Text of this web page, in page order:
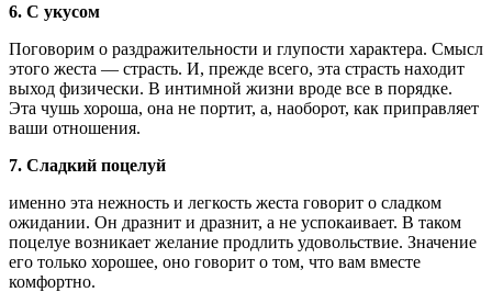
6. С укусом
Поговорим о раздражительности и глупости характера. Смысл
этого жеста — страсть. И, прежде всего, эта страсть находит
выход физически. В интимной жизни вроде все в порядке.
Эта чушь хороша, она не портит, а, наоборот, как приправляет
ваши отношения.
7. Сладкий поцелуй
именно эта нежность и легкость жеста говорит о сладком
ожидании. Он дразнит и дразнит, а не успокаивает. В таком
поцелуе возникает желание продлить удовольствие. Значение
его только хорошее, оно говорит о том, что вам вместе
комфортно.